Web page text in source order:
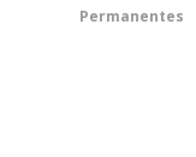
Permanentes